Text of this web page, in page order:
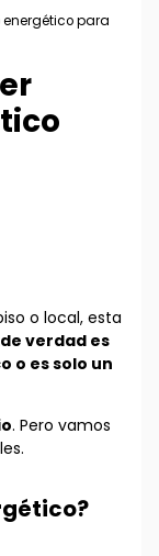
energético para
o local, esta
verdad es
o es solo un
. Pero vamos